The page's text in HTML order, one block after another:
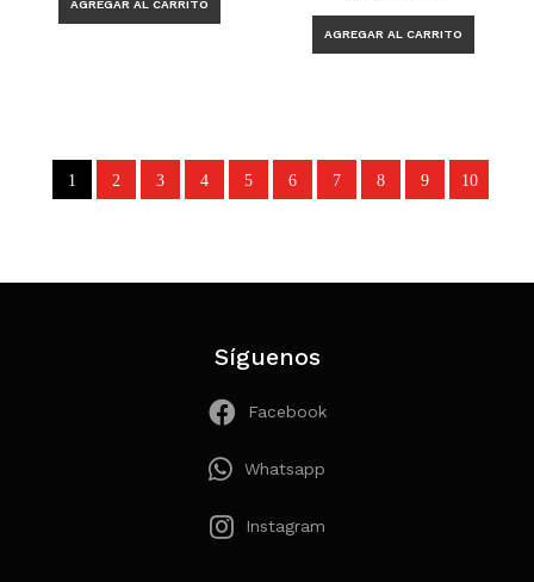
1 2 3 4 5 6 7 8 9 10
Página 1 de 21
Síguenos
Facebook
Whatsapp
Instagram